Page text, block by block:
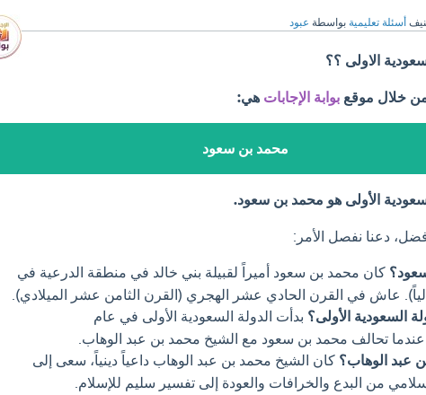
أسئلة تعليمية بواسطة عبود
الاولى ؟؟
من خلال موقع بوابة الإجابات هي:
محمد بن سعود
الأولى هو محمد بن سعود.
دعنا نفصل الأمر:
كان محمد بن سعود أميراً لقبيلة بني خالد في منطقة الدرعية في
عاش في القرن الحادي عشر الهجري (القرن الثامن عشر الميلادي).
السعودية الأولى؟ بدأت الدولة السعودية الأولى في عام
عبد الوهاب؟ كان الشيخ محمد بن عبد الوهاب داعياً دينياً، سعى إلى
من البدع والخرافات والعودة إلى تفسير سليم للإسلام.